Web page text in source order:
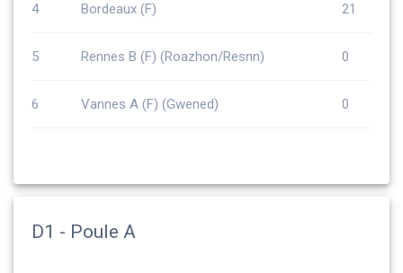
4 Bordeaux (F) 21
5 Rennes B (F) (Roazhon/Resnn) 0
6 Vannes A (F) (Gwened) 0
D1 - Poule A